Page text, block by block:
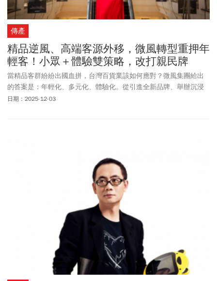
傳產
精品逆風、高端客源外移，微風轉型重押年
輕客！小眾＋體驗雙策略，改打親民牌
當精品客群紛紛出國血拼，台灣百貨業該如何應對？微風集團給出
的答案是：年輕化、多元化、體驗化。從引進全新品牌、舉辦沉浸
式光影展，微風正力拚年輕化。
日期：2025-12-03